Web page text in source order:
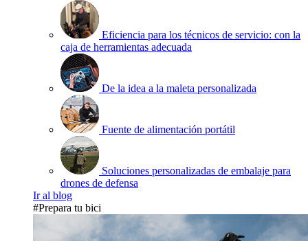
Eficiencia para los técnicos de servicio: con la
caja de herramientas adecuada
De la idea a la maleta personalizada
Fuente de alimentación portátil
Soluciones personalizadas de embalaje para
drones de defensa
Ir al blog
#Prepara tu bici